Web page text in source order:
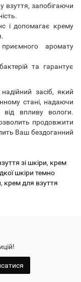
взуття, запобігаючи
і допомагає крему
аромату
та гарантує
засіб, який
стані, надаючи
впливу вологи.
продовжити
Ваш бездоганний
зі шкіри, крем
шкіри темно
, крем для взуття